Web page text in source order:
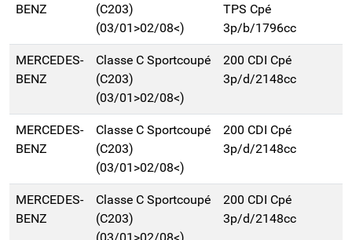
BENZ
(C203)
(03/01>02/08<)
TPS Cpé
3p/b/1796cc
MERCEDES-
BENZ
Classe C Sportcoupé
(C203)
(03/01>02/08<)
200 CDI Cpé
3p/d/2148cc
MERCEDES-
BENZ
Classe C Sportcoupé
(C203)
(03/01>02/08<)
200 CDI Cpé
3p/d/2148cc
MERCEDES-
BENZ
Classe C Sportcoupé
(C203)
(03/01>02/08<)
200 CDI Cpé
3p/d/2148cc